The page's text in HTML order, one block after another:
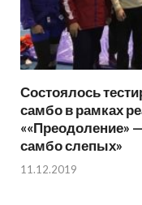
Состоялось
самбо в рамках
««Преодоление»
самбо слепых»
11.12.2019